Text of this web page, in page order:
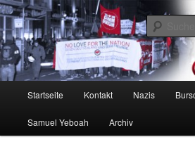
Zum
primären
Inhalt
springen
Zum
sekundären
Inhalt
springenAntifa Saar / Projekt
Startseite Kontakt Nazis
Samuel Yeboah Archiv